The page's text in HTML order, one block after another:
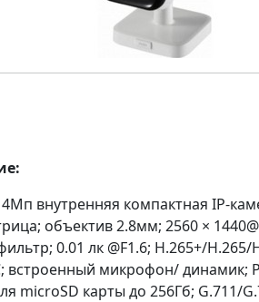
4Мп внутренняя компактная IP-
объектив 2.8мм; 2560 ×
0.01 лк @F1.6; H.265+/H.265/
встроенный микрофон/ динамик;
microSD карты до 256Гб; G.711/